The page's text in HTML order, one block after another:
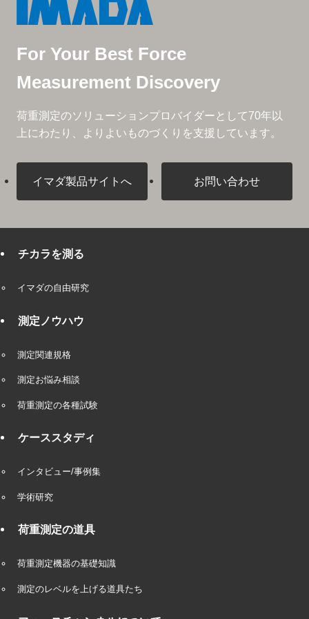
For Your Best Force
Measurement Discovery
荷重測定のソリューションプロバイダーとして70年以
上にわたり、よりよいものづくりを支援しています。
イマダ製品サイトへ お問い合わせ
チカラを測る
イマダの自由研究
測定ノウハウ
測定関連規格
測定お悩み相談
荷重測定の各種試験
ケーススタディ
インタビュー/事例集
学術研究
荷重測定の道具
荷重測定機器の基礎知識
測定のレベルを上げる道具たち